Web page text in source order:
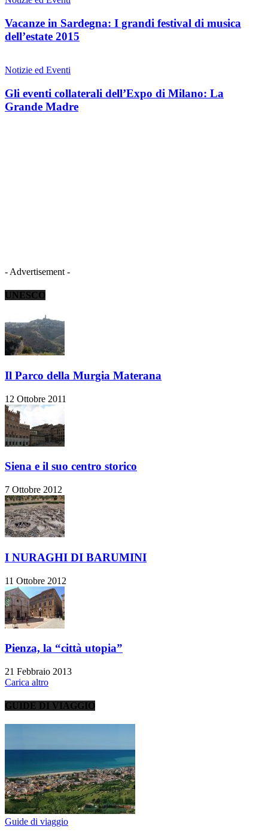
Vacanze in Sardegna: I grandi festival di musica
dell’estate 2015
Notizie ed Eventi
Gli eventi collaterali dell’Expo di Milano: La
Grande Madre
- Advertisement -
UNESCO
Il Parco della Murgia Materana
12 Ottobre 2011
Siena e il suo centro storico
7 Ottobre 2012
I NURAGHI DI BARUMINI
11 Ottobre 2012
Pienza, la “città utopia”
21 Febbraio 2013
Carica altro
GUIDE DI VIAGGIO
Guide di viaggio